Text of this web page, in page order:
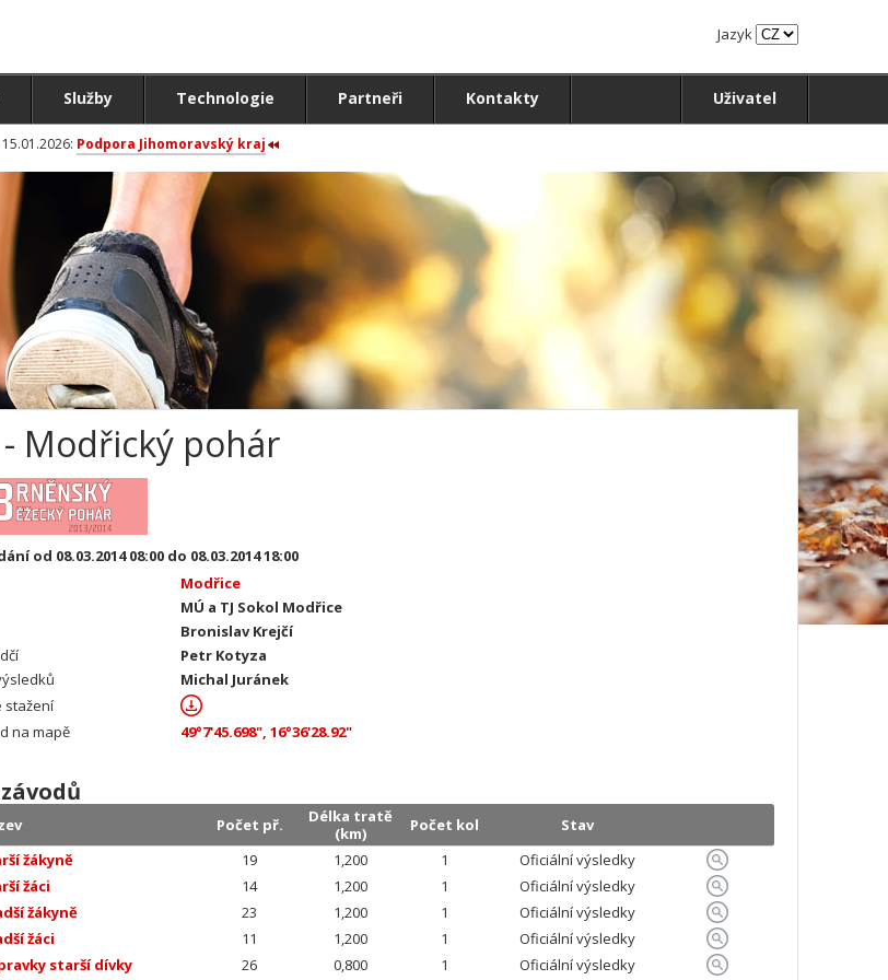
Jazyk
Služby Technologie Partneři Kontakty Uživatel
15.01.2026: Podpora Jihomoravský kraj
- Modřický pohár
od 08.03.2014 08:00 do 08.03.2014 18:00
Modřice
MÚ a TJ Sokol Modřice
Bronislav Krejčí
Petr Kotyza
Michal Juránek
stažení
na mapě
49°7'45.698", 16°36'28.92"
Počet př.
Délka tratě
(km)
Počet kol
Stav
žákyně 19 1,200 1
Oficiální výsledky
žáci 14 1,200 1
Oficiální výsledky
žákyně 23 1,200 1
Oficiální výsledky
žáci 11 1,200 1
Oficiální výsledky
starší dívky 26 0,800 1
Oficiální výsledky